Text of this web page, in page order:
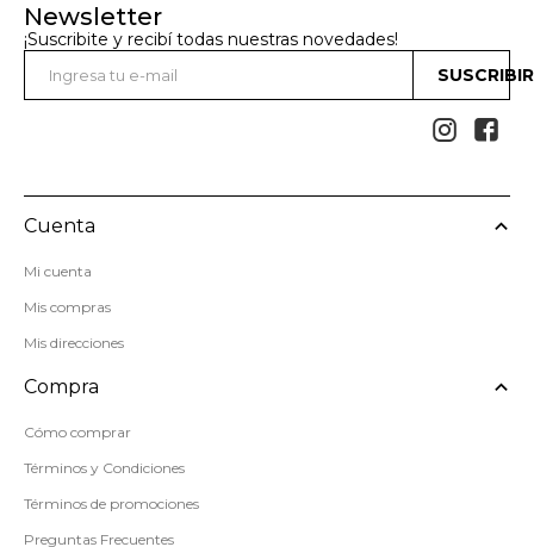
Newsletter
¡Suscribite y recibí todas nuestras novedades!
 
Cuenta
Mi cuenta
Mis compras
Mis direcciones
Compra
Cómo comprar
Términos y Condiciones
Términos de promociones
Preguntas Frecuentes